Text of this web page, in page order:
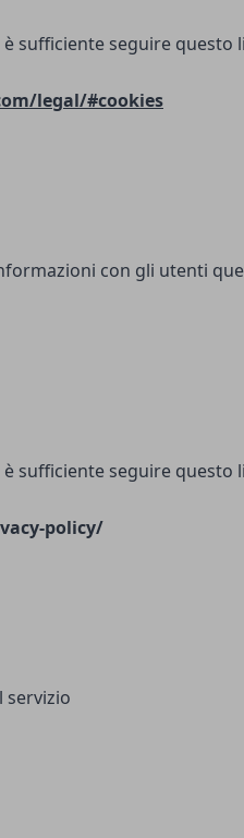
sufficiente seguire questo
legal/#cookies
con gli utenti
sufficiente seguire questo
policy/
servizio